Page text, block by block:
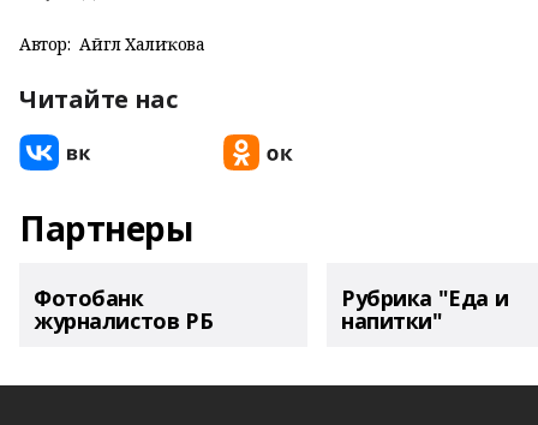
Автор: Айгөл Халиҡова
Читайте нас
Партнеры
Фотобанк
журналистов РБ
Рубрика "Еда и
напитки"